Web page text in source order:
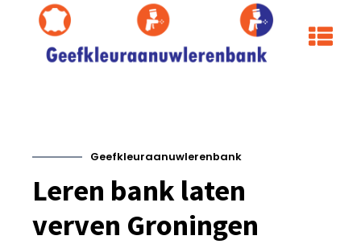
Geefkleuraanuwlerenbank
Leren bank laten
verven Groningen